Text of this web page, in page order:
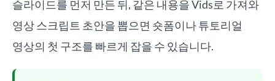
슬라이드를 먼저 만든 뒤, 같은 내용을 Vids로 가져와
영상 스크립트 초안을 뽑으면 숏폼이나 튜토리얼
영상의 첫 구조를 빠르게 잡을 수 있습니다.